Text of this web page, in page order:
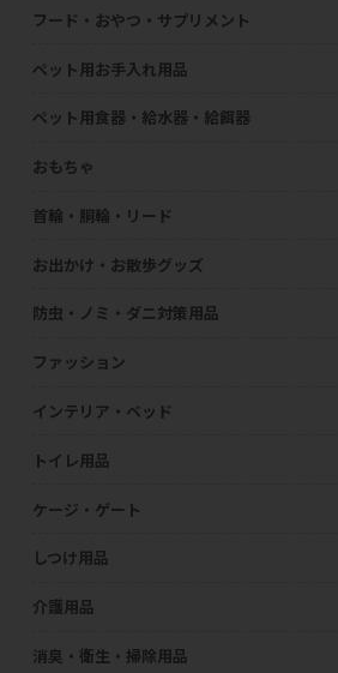
フード・おやつ・サプリメント
ペット用お手入れ用品
ペット用食器・給水器・給餌器
おもちゃ
首輪・胴輪・リード
お出かけ・お散歩グッズ
防虫・ノミ・ダニ対策用品
ファッション
インテリア・ベッド
トイレ用品
ケージ・ゲート
しつけ用品
介護用品
消臭・衛生・掃除用品